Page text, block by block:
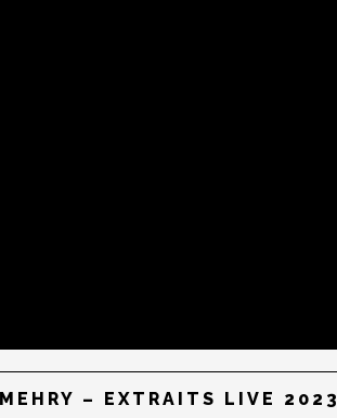
– EXTRAITS LIVE 2023